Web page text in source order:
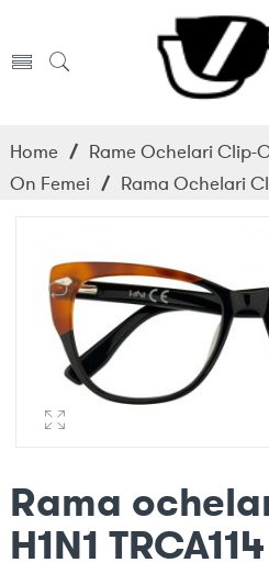
Home / Rame Ochelari Clip-
On Femei / Rama Ochelari
Rama
H1N1 TRCA114